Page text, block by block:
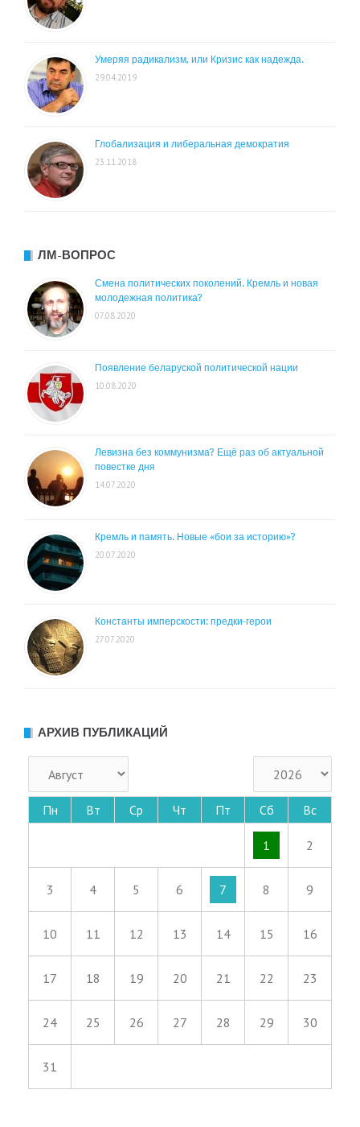
Умеряя радикализм, или Кризис как надежда.
29.04.2019
Глобализация и либеральная демократия
23.11.2018
ЛМ-ВОПРОС
Смена политических поколений. Кремль и новая
молодежная политика?
07.08.2020
Появление беларуской политической нации
10.08.2020
Левизна без коммунизма? Ещё раз об актуальной
повестке дня
14.07.2020
Кремль и память. Новые «бои за историю»?
20.07.2020
Константы имперскости: предки-герои
27.07.2020
АРХИВ ПУБЛИКАЦИЙ
Пн Вт Ср Чт Пт Сб Вс
1 2
3 4 5 6 7 8 9
10 11 12 13 14 15 16
17 18 19 20 21 22 23
24 25 26 27 28 29 30
31